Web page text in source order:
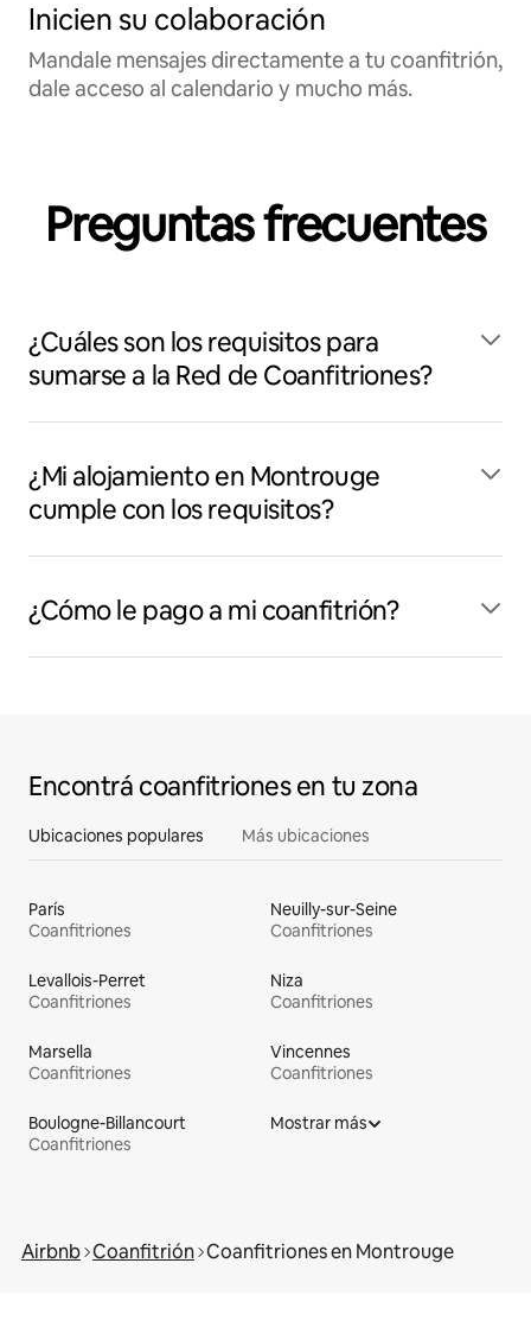
Inicien su colaboración
Mandale mensajes directamente a tu coanfitrión,
dale acceso al calendario y mucho más.
Preguntas frecuentes
¿Cuáles son los requisitos para
sumarse a la Red de Coanfitriones?
¿Mi alojamiento en Montrouge
cumple con los requisitos?
¿Cómo le pago a mi coanfitrión?
Encontrá coanfitriones en tu zona
Ubicaciones populares Más ubicaciones
París
Coanfitriones
Neuilly-sur-Seine
Coanfitriones
Levallois-Perret
Coanfitriones
Niza
Coanfitriones
Marsella
Coanfitriones
Vincennes
Coanfitriones
Boulogne-Billancourt
Coanfitriones
Mostrar más
Airbnb Coanfitrión Coanfitriones en Montrouge